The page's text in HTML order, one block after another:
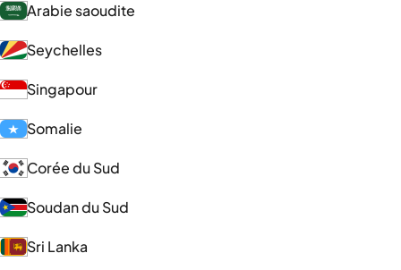
Arabie saoudite
Seychelles
Singapour
Somalie
Corée du Sud
Soudan du Sud
Sri Lanka